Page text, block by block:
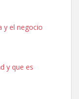
y el negocio
y que es